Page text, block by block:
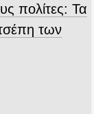
πολίτες: Τα
των